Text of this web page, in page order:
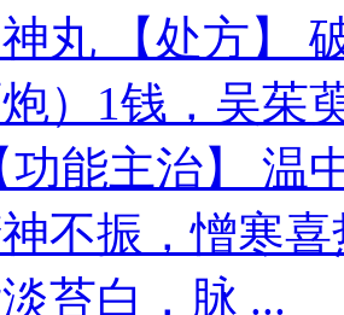
丸 【处方】
）1钱，吴茱
功能主治】 温
不振，憎寒
苔白，脉 ...